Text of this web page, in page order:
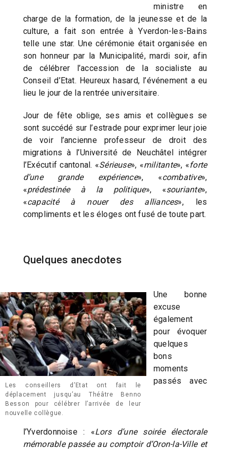
ministre en
charge de la formation, de la jeunesse et de la
culture, a fait son entrée à Yverdon-les-Bains
telle une star. Une cérémonie était organisée en
son honneur par la Municipalité, mardi soir, afin
de célébrer l’accession de la socialiste au
Conseil d’Etat. Heureux hasard, l’événement a eu
lieu le jour de la rentrée universitaire.
Jour de fête oblige, ses amis et collègues se
sont succédé sur l’estrade pour exprimer leur joie
de voir l’ancienne professeur de droit des
migrations à l’Université de Neuchâtel intégrer
l’Exécutif cantonal. «Sérieuse», «militante», «forte
d’une grande expérience», «combative»,
«prédestinée à la politique», «souriante»,
«capacité à nouer des alliances», les
compliments et les éloges ont fusé de toute part.
Quelques anecdotes
Les conseillers d’Etat ont fait le
déplacement jusqu’au Théâtre Benno
Besson pour célébrer l’arrivée de leur
nouvelle collègue.
Une bonne
excuse
également
pour évoquer
quelques
bons
moments
passés avec
l’Yverdonnoise : «Lors d’une soirée électorale
mémorable passée au comptoir d’Oron-la-Ville et